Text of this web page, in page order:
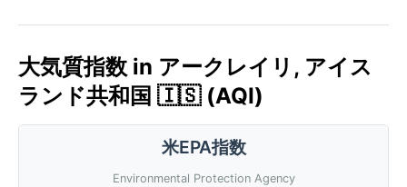
大気質指数 in アークレイリ, アイス
ランド共和国 🇮🇸 (AQI)
米EPA指数
Environmental Protection Agency